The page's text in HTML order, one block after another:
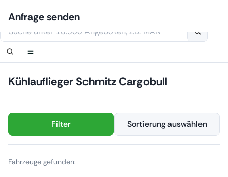
Inhalt
springen
Kühlauflieger Schmitz Cargobull
Filter Sortierung auswählen
Fahrzeuge gefunden:
Anmelden
Benachrichtigung einrichten
Diese Webseite verwendet Cookies
Kontaktiere uns
Ihre Anfrage wurde erhalten.
Anfrage senden
Benachrichtigung einrichten